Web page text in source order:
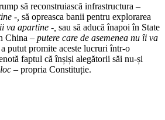
să reconstruiască infrastructura –
-, să opreasca banii pentru explorarea
va apartine -, sau să aducă înapoi în State
China – putere care de asemenea nu îi va
putut promite aceste lucruri într-o
faptul că înșiși alegătorii săi nu-și
– propria Constituție.